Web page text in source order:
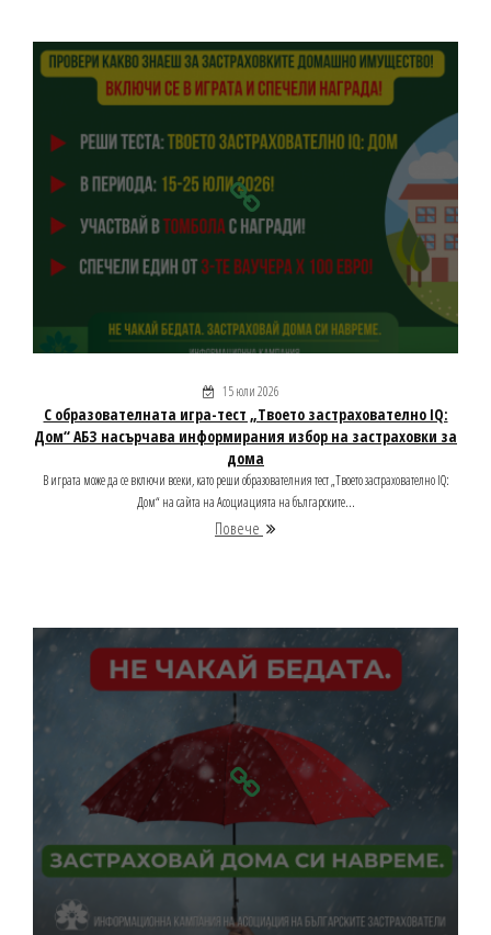
15 юли 2026
С образователната игра-тест „Твоето застрахователно IQ:
Дом“ АБЗ насърчава информирания избор на застраховки за
дома
В играта може да се включи всеки, като реши образователния тест „Твоето застрахователно IQ:
Дом“ на сайта на Асоциацията на българските...
Повече